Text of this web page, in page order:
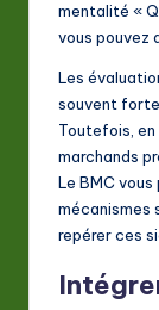
mentalité «
vous pouvez
Les
souvent
Toutefois,
marchands
Le BMC
mécanismes
repérer ces